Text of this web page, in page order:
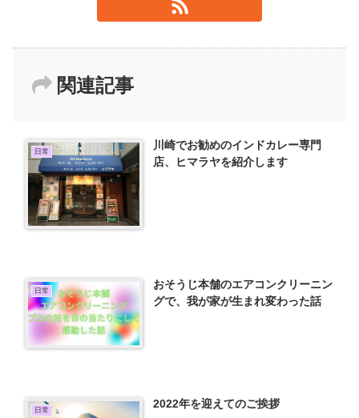
関連記事
日常
川崎でお勧めのインドカレー専門
店、ヒマラヤを紹介します
日常
おそうじ本舗のエアコンクリーニン
グで、我が家が生まれ変わった話
日常 2022年を迎えてのご挨拶